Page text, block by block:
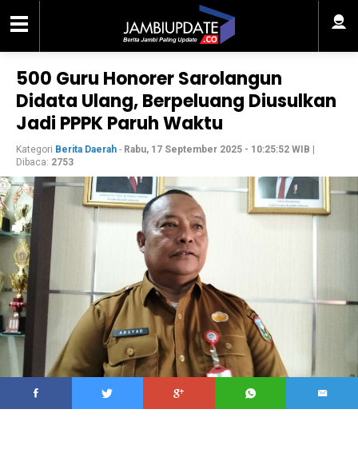
500 Guru Honorer Sarolangun
Didata Ulang, Berpeluang Diusulkan
Jadi PPPK Paruh Waktu
Kategori Berita Daerah - Rabu, 17 September 2025 - 10:25:52 WIB
Dibaca: 2753